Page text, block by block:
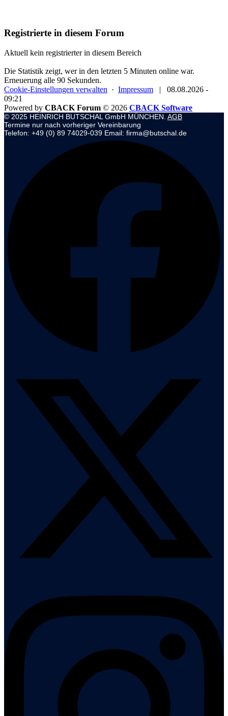
Registrierte in diesem Forum
Aktuell kein registrierter in diesem Bereich
Die Statistik zeigt, wer in den letzten 5 Minuten online war.
Erneuerung alle 90 Sekunden.
Cookie-Einstellungen verwalten · Impressum |
08.08.2026 -
09:21
Powered by CBACK Forum © 2026 CBACK Software
© 2025 HEINRICH BUTSCHAL GmbH MÜNCHEN. AGB
Termine nur nach vorheriger Vereinbarung
Telefon: +49 (0) 89 74029-039 Email: firma@butschal.de